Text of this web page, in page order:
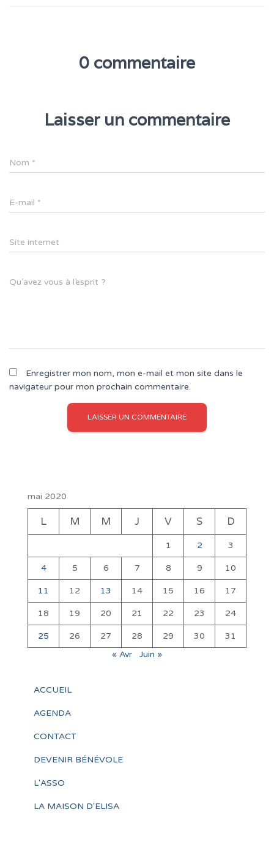
0 commentaire
Laisser un commentaire
Nom *
E-mail *
Site internet
Qu’avez vous à l’esprit ?
Enregistrer mon nom, mon e-mail et mon site dans le
navigateur pour mon prochain commentaire.
mai 2020
L M M J V S D
1 2 3
4 5 6 7 8 9 10
11 12 13 14 15 16 17
18 19 20 21 22 23 24
25 26 27 28 29 30
31
« Avr
Juin »
ACCUEIL
AGENDA
CONTACT
DEVENIR BÉNÉVOLE
L'ASSO
LA MAISON D'ELISA